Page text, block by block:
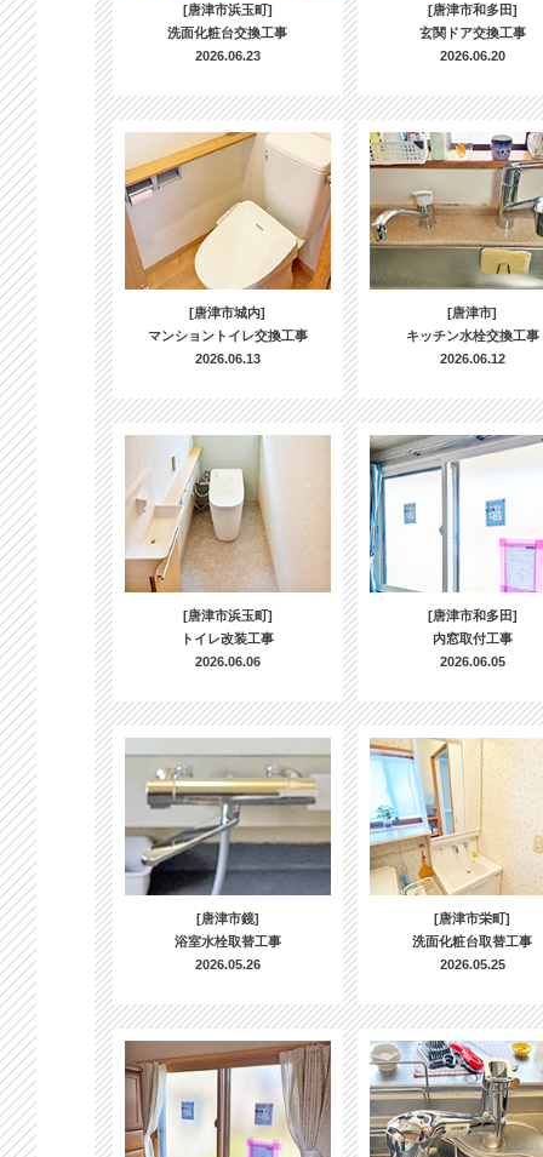
[唐津市浜玉町]
洗面化粧台交換工事
2026.06.23
[唐津市和多田]
玄関ドア交換工事
2026.06.20
[唐津市城内]
マンショントイレ交換工事
2026.06.13
[唐津市]
キッチン水栓交換工事
2026.06.12
[唐津市浜玉町]
トイレ改装工事
2026.06.06
[唐津市和多田]
内窓取付工事
2026.06.05
[唐津市鏡]
浴室水栓取替工事
2026.05.26
[唐津市栄町]
洗面化粧台取替工事
2026.05.25